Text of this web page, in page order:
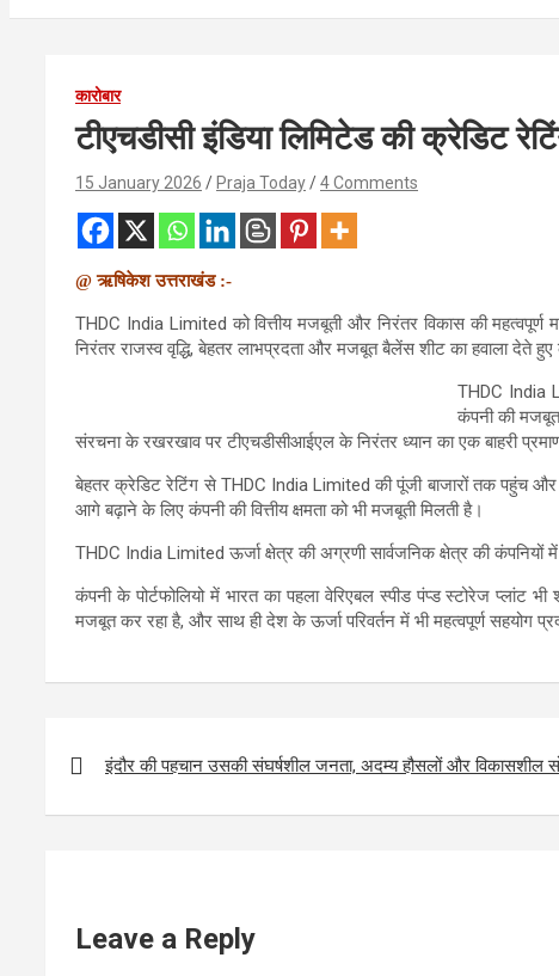
कारोबार
टीएचडीसी इंडिया लिमिटेड की क्रेडिट
15 January 2026 Praja Today 4 Comments
@ ऋषिकेश उत्तराखंड :-
THDC India Limited को वित्तीय मजबूती और निरंतर विकास की
निरंतर राजस्व वृद्धि, बेहतर लाभप्रदता और मजबूत बैलेंस शीट का हवाला देते
THDC India
कंपनी की मजबूत
संरचना के रखरखाव पर टीएचडीसीआईएल के निरंतर ध्यान का एक बाहरी
बेहतर क्रेडिट रेटिंग से THDC India Limited की पूंजी बाजारों तक पहुंच
आगे बढ़ाने के लिए कंपनी की वित्तीय क्षमता को भी मजबूती मिलती है।
THDC India Limited ऊर्जा क्षेत्र की अग्रणी सार्वजनिक क्षेत्र की कंपनियों
कंपनी के पोर्टफोलियो में भारत का पहला वेरिएबल स्पीड पंप्ड स्टोरेज प्लांट
मजबूत कर रहा है, और साथ ही देश के ऊर्जा परिवर्तन में भी महत्वपूर्ण सहयोग
navigation
इंदौर की पहचान उसकी संघर्षशील जनता, अदम्य हौसलों और विकासशील
Leave a Reply